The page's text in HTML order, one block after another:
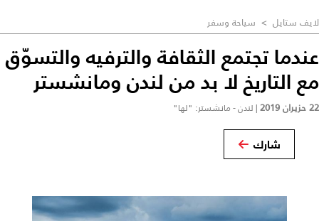
لايف ستايل > سياحة وسفر
عندما تجتمع الثقافة والترفيه والتسوّق
مع التاريخ لا بد من لندن ومانشستر
22 حزيران 2019 | لندن - مانشستر: "لها"
شارك